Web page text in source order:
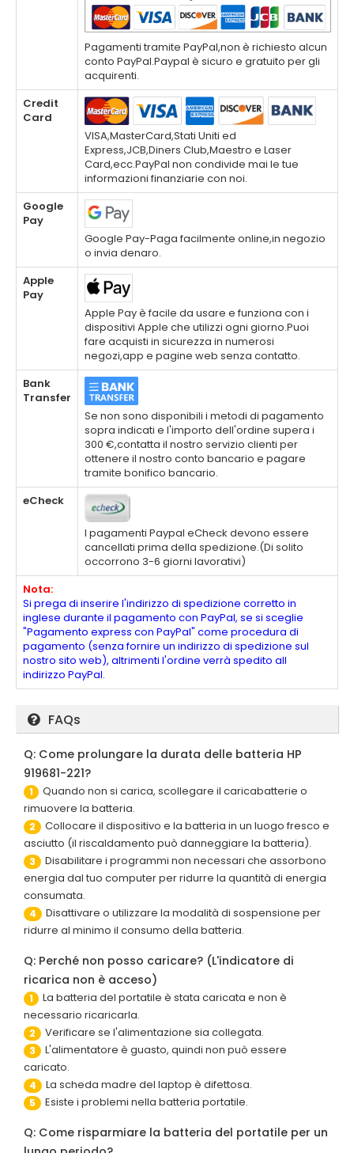
Pagamenti tramite PayPal,non è richiesto alcun
conto PayPal.Paypal è sicuro e gratuito per gli
acquirenti.
Credit
Card
VISA,MasterCard,Stati Uniti ed
Express,JCB,Diners Club,Maestro e Laser
Card,ecc.PayPal non condivide mai le tue
informazioni finanziarie con noi.
Google
Pay
Google Pay-Paga facilmente online,in negozio
o invia denaro.
Apple
Pay
Apple Pay è facile da usare e funziona con i
dispositivi Apple che utilizzi ogni giorno.Puoi
fare acquisti in sicurezza in numerosi
negozi,app e pagine web senza contatto.
Bank
Transfer
Se non sono disponibili i metodi di pagamento
sopra indicati e l'importo dell'ordine supera i
300 €,contatta il nostro servizio clienti per
ottenere il nostro conto bancario e pagare
tramite bonifico bancario.
eCheck
I pagamenti Paypal eCheck devono essere
cancellati prima della spedizione.(Di solito
occorrono 3-6 giorni lavorativi)
Nota:
Si prega di inserire l'indirizzo di spedizione corretto in
inglese durante il pagamento con PayPal, se si sceglie
"Pagamento express con PayPal" come procedura di
pagamento (senza fornire un indirizzo di spedizione sul
nostro sito web), altrimenti l'ordine verrà spedito all
indirizzo PayPal.
FAQs
Q: Come prolungare la durata delle batteria HP
919681-221?
1
Quando non si carica, scollegare il caricabatterie o
rimuovere la batteria.
2
Collocare il dispositivo e la batteria in un luogo fresco e
asciutto (il riscaldamento può danneggiare la batteria).
3
Disabilitare i programmi non necessari che assorbono
energia dal tuo computer per ridurre la quantità di energia
consumata.
4
Disattivare o utilizzare la modalità di sospensione per
ridurre al minimo il consumo della batteria.
Q: Perché non posso caricare? (L'indicatore di
ricarica non è acceso)
1
La batteria del portatile è stata caricata e non è
necessario ricaricarla.
2 Verificare se l'alimentazione sia collegata.
3
L'alimentatore è guasto, quindi non può essere
caricato.
4 La scheda madre del laptop è difettosa.
5 Esiste i problemi nella batteria portatile.
Q: Come risparmiare la batteria del portatile per un